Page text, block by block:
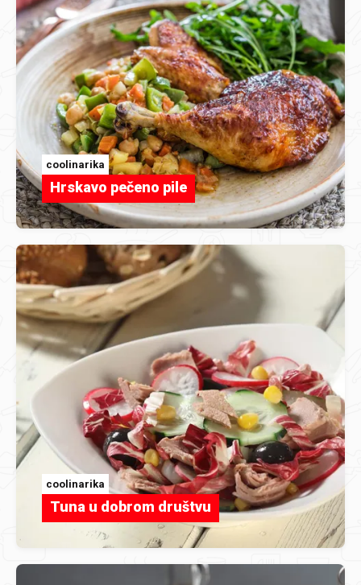
coolinarika
Hrskavo pečeno pile
coolinarika
Tuna u dobrom društvu